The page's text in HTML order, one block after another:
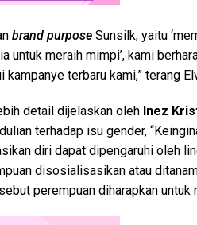
brand purpose Sunsilk, yaitu
untuk meraih mimpi’, kami
kampanye terbaru kami,” terang
detail dijelaskan oleh Inez
terhadap isu gender,
diri dapat dipengaruhi oleh
disosialisasikan atau
perempuan diharapkan